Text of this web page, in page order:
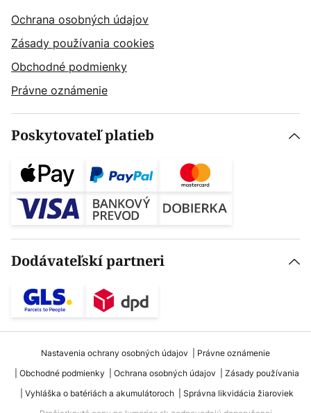
Ochrana osobných údajov
Zásady používania cookies
Obchodné podmienky
Právne oznámenie
Poskytovateľ platieb
Dodávateľskí partneri
Nastavenia ochrany osobných údajov
Právne oznámenie
Obchodné podmienky
Ochrana osobných údajov
Zásady používania
Vyhláška o batériách a akumulátoroch
Správna likvidácia žiaroviek